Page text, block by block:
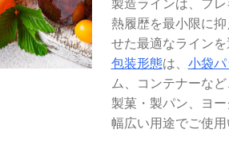
製造ラインは、フ
熱履歴を最小限に
せた最適なラインを
包装形態は、 小袋パ
ム、コンテナーな
製菓・製パン、ヨ
幅広い用途でご使用